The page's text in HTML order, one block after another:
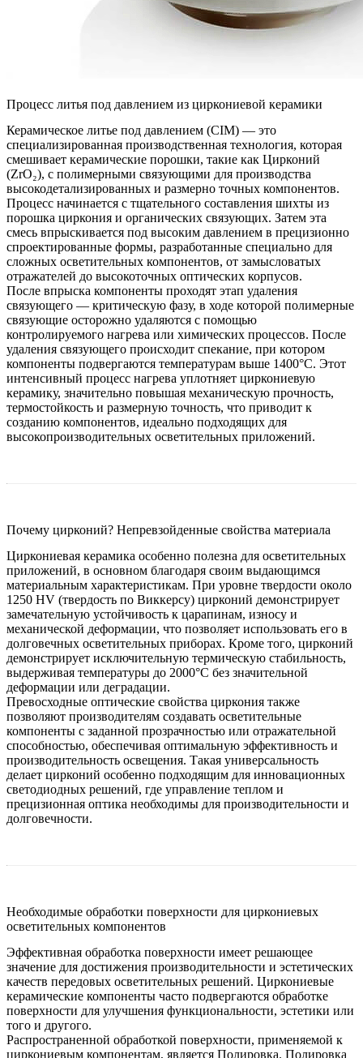
Процесс литья под давлением из циркониевой керамики
Керамическое литье под давлением (CIM) — это
специализированная производственная технология, которая
смешивает керамические порошки, такие как Цирконий
(ZrO₂), с полимерными связующими для производства
высокодетализированных и размерно точных компонентов.
Процесс начинается с тщательного составления шихты из
порошка циркония и органических связующих. Затем эта
смесь впрыскивается под высоким давлением в прецизионно
спроектированные формы, разработанные специально для
сложных осветительных компонентов, от замысловатых
отражателей до высокоточных оптических корпусов.
После впрыска компоненты проходят этап удаления
связующего — критическую фазу, в ходе которой полимерные
связующие осторожно удаляются с помощью
контролируемого нагрева или химических процессов. После
удаления связующего происходит спекание, при котором
компоненты подвергаются температурам выше 1400°C. Этот
интенсивный процесс нагрева уплотняет циркониевую
керамику, значительно повышая механическую прочность,
термостойкость и размерную точность, что приводит к
созданию компонентов, идеально подходящих для
высокопроизводительных осветительных приложений.
Почему цирконий? Непревзойденные свойства материала
Циркониевая керамика особенно полезна для осветительных
приложений, в основном благодаря своим выдающимся
материальным характеристикам. При уровне твердости около
1250 HV (твердость по Виккерсу) цирконий демонстрирует
замечательную устойчивость к царапинам, износу и
механической деформации, что позволяет использовать его в
долговечных осветительных приборах. Кроме того, цирконий
демонстрирует исключительную термическую стабильность,
выдерживая температуры до 2000°C без значительной
деформации или деградации.
Превосходные оптические свойства циркония также
позволяют производителям создавать осветительные
компоненты с заданной прозрачностью или отражательной
способностью, обеспечивая оптимальную эффективность и
производительность освещения. Такая универсальность
делает цирконий особенно подходящим для инновационных
светодиодных решений, где управление теплом и
прецизионная оптика необходимы для производительности и
долговечности.
Необходимые обработки поверхности для циркониевых
осветительных компонентов
Эффективная обработка поверхности имеет решающее
значение для достижения производительности и эстетических
качеств передовых осветительных решений. Циркониевые
керамические компоненты часто подвергаются обработке
поверхности для улучшения функциональности, эстетики или
того и другого.
Распространенной обработкой поверхности, применяемой к
циркониевым компонентам, является Полировка. Полировка